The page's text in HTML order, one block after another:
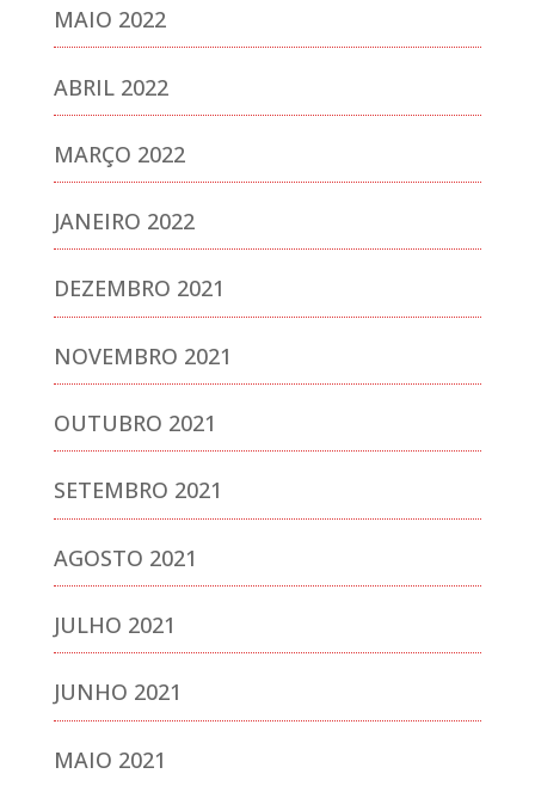
MAIO 2022
ABRIL 2022
MARÇO 2022
JANEIRO 2022
DEZEMBRO 2021
NOVEMBRO 2021
OUTUBRO 2021
SETEMBRO 2021
AGOSTO 2021
JULHO 2021
JUNHO 2021
MAIO 2021